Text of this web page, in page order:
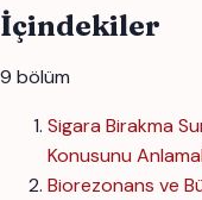
İçindekiler
9 bölüm
Sigara Birakma
Konusunu
Biorezonans ve